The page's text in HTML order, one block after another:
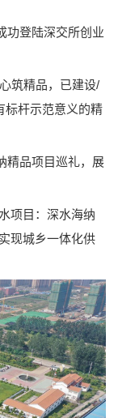
登陆深交所创业
筑精品，已建设/
标杆示范意义的精
品项目巡礼，展
目：深水海纳
现城乡一体化供